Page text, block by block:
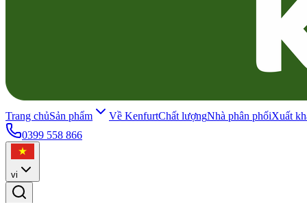
Trang chủSản phẩm Về KenfurtChất lượngNhà phân phốiXuất
0399 558 866
vi